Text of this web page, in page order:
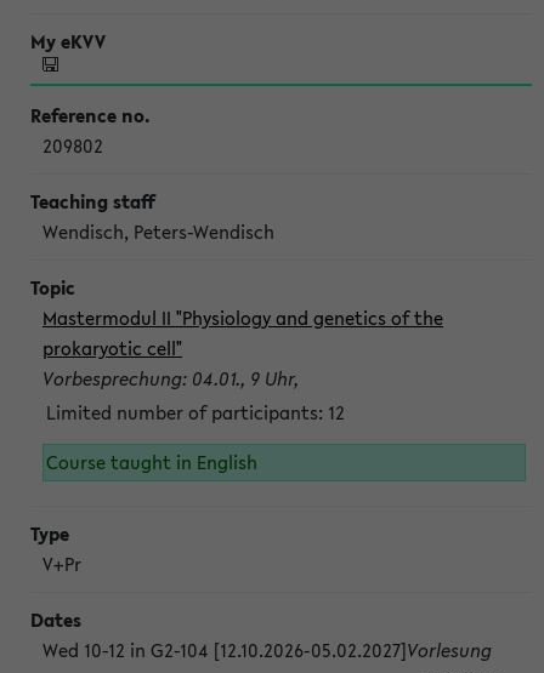
209802
Wendisch, Peters-Wendisch
Mastermodul II "Physiology and genetics of the
prokaryotic cell"
Vorbesprechung: 04.01., 9 Uhr,
Limited number of participants: 12
Course taught in English
V+Pr
Wed 10-12 in G2-104 [12.10.2026-05.02.2027]Vorlesung